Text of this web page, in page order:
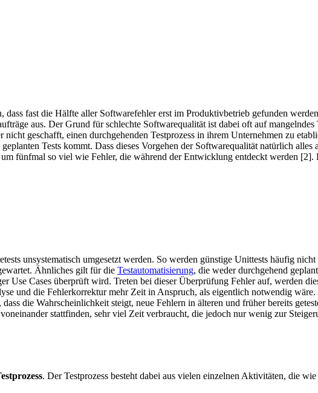
dass fast die Hälfte aller Softwarefehler erst im Produktivbetrieb gefunden
aus. Der Grund für schlechte Softwarequalität ist dabei oft auf mangelndes
geschafft, einen durchgehenden Testprozess in ihrem Unternehmen zu
Tests kommt. Dass dieses Vorgehen der Softwarequalität natürlich alles
fünfmal so viel wie Fehler, die während der Entwicklung entdeckt werden [2].
unsystematisch umgesetzt werden. So werden günstige Unittests häufig
Ähnliches gilt für die Testautomatisierung, die weder durchgehend
Use Cases überprüft wird. Treten bei dieser Überprüfung Fehler auf, werden
und die Fehlerkorrektur mehr Zeit in Anspruch, als eigentlich notwendig
die Wahrscheinlichkeit steigt, neue Fehlern in älteren und früher bereits
stattfinden, sehr viel Zeit verbraucht, die jedoch nur wenig zur
. Der Testprozess besteht dabei aus vielen einzelnen Aktivitäten, die